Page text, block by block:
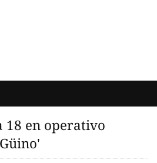
18 en operativo